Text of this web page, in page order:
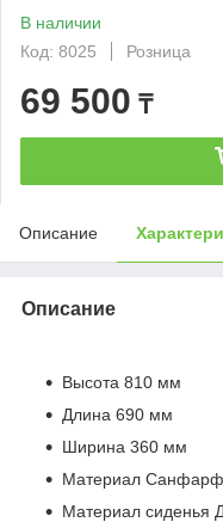
В наличии
Код: 8025
Розница
69 500 ₸
Описание
Описание
Высота 810 мм
Длина 690 мм
Ширина 360 мм
Материал
Материал сиденья